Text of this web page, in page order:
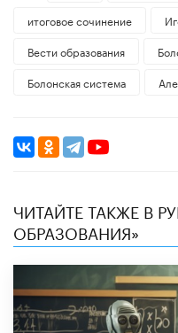
итоговое сочинение
Вести образования
Болонская система
ЧИТАЙТЕ ТАКЖЕ В
ОБРАЗОВАНИЯ»